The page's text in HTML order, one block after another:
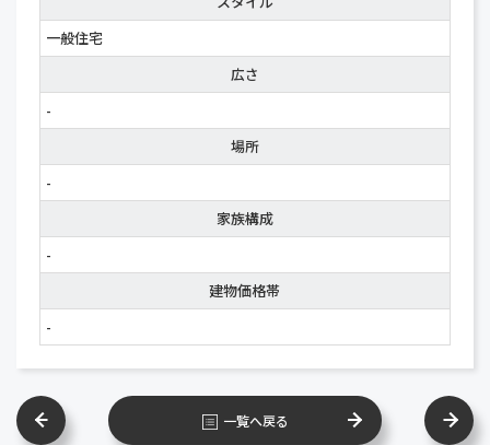
一般住宅
広さ
-
場所
-
家族構成
-
建物価格帯
-
一覧へ戻る